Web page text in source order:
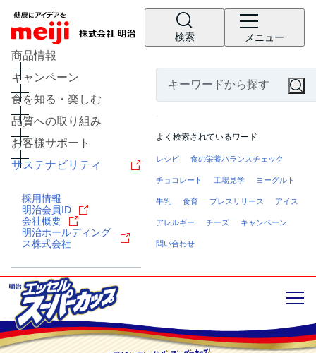
検索 メニュー
商品情報
キャンペーン
食を知る・楽しむ
品質への取り組み
お客様サポート
サステナビリティ
採用情報
明治会員ID
会社概要
明治ホールディング
ス株式会社
よく検索されているワード
レシピ 食の栄養バランスチェック
チョコレート 工場見学 ヨーグルト
牛乳 食育 プレスリリース アイス
アレルギー チーズ キャンペーン
問い合わせ